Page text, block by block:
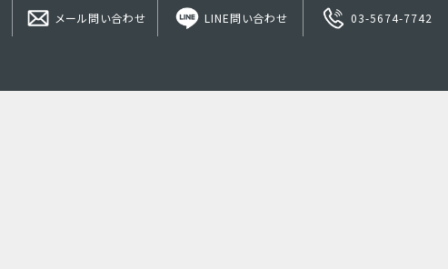
メール問い合わせ LINE問い合わせ 03-5674-7742